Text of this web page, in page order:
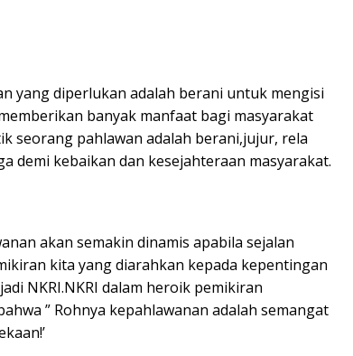
yang diperlukan adalah berani untuk mengisi
banyak manfaat bagi masyarakat
seorang pahlawan adalah berani,jujur, rela
demi kebaikan dan kesejahteraan masyarakat.
akan semakin dinamis apabila sejalan
kita yang diarahkan kepada kepentingan
NKRI.NKRI dalam heroik pemikiran
” Rohnya kepahlawanan adalah semangat